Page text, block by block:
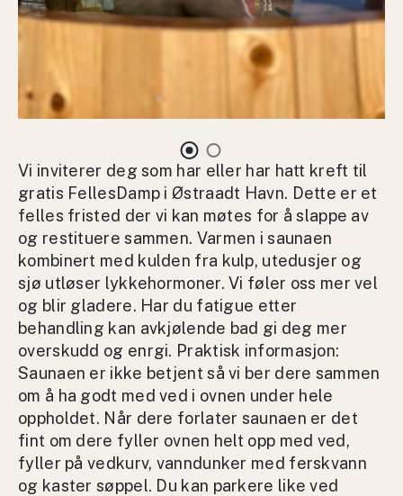
Vi inviterer deg som har eller har hatt kreft til
gratis FellesDamp i Østraadt Havn. Dette er et
felles fristed der vi kan møtes for å slappe av
og restituere sammen. Varmen i saunaen
kombinert med kulden fra kulp, utedusjer og
sjø utløser lykkehormoner. Vi føler oss mer vel
og blir gladere. Har du fatigue etter
behandling kan avkjølende bad gi deg mer
overskudd og enrgi. Praktisk informasjon:
Saunaen er ikke betjent så vi ber dere sammen
om å ha godt med ved i ovnen under hele
oppholdet. Når dere forlater saunaen er det
fint om dere fyller ovnen helt opp med ved,
fyller på vedkurv, vanndunker med ferskvann
og kaster søppel. Du kan parkere like ved